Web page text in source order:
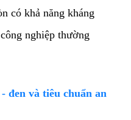
có khả năng kháng
nghiệp thường
đen và tiêu chuẩn an